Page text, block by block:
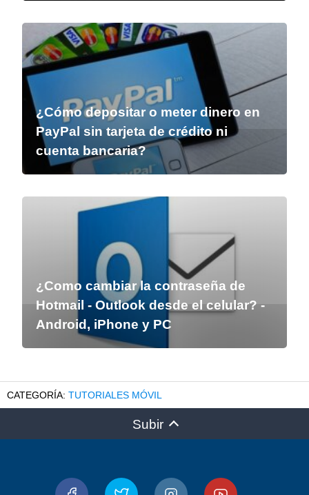
¿Cómo depositar o meter dinero en
PayPal sin tarjeta de crédito ni
cuenta bancaria?
¿Como cambiar la contraseña de
Hotmail - Outlook desde el celular? -
Android, iPhone y PC
TUTORIALES MÓVIL
Subir